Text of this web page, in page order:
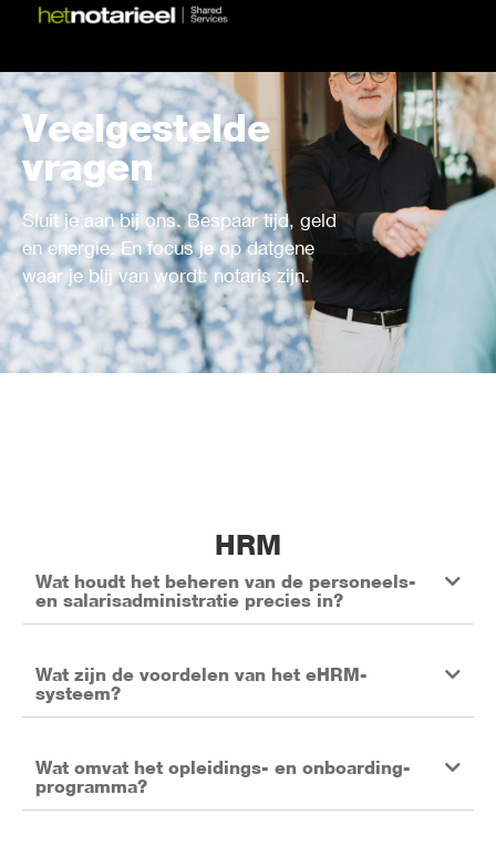
Veelgestelde
vragen
Sluit je aan bij ons. Bespaar tijd, geld
en energie. En focus je op datgene
waar je blij van wordt: notaris zijn.
HRM
Wat houdt het beheren van de personeels-
en salarisadministratie precies in?
Wat zijn de voordelen van het eHRM-
systeem?
Wat omvat het opleidings- en onboarding-
programma?